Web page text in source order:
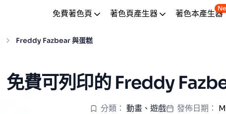
免費著色頁 著色頁產生器 著色本產生器
Freddy Fazbear 與蛋糕
免費可列印的 Freddy
分類： 動畫 、 遊戲 發佈日期：